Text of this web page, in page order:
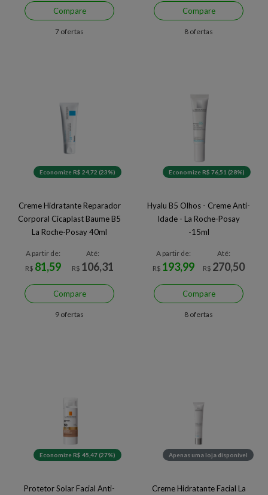
Compare
7 ofertas
Compare
8 ofertas
Economize R$ 24,72 (23%)
Creme Hidratante Reparador
Corporal Cicaplast Baume B5
La Roche-Posay 40ml
A partir de:
R$ 81,59
Até:
R$ 106,31
Compare
9 ofertas
Economize R$ 76,51 (28%)
Hyalu B5 Olhos - Creme Anti-
Idade - La Roche-Posay
-15ml
A partir de:
R$ 193,99
Até:
R$ 270,50
Compare
8 ofertas
Economize R$ 45,47 (27%)
Protetor Solar Facial Anti-
Apenas uma loja disponível
Creme Hidratante Facial La